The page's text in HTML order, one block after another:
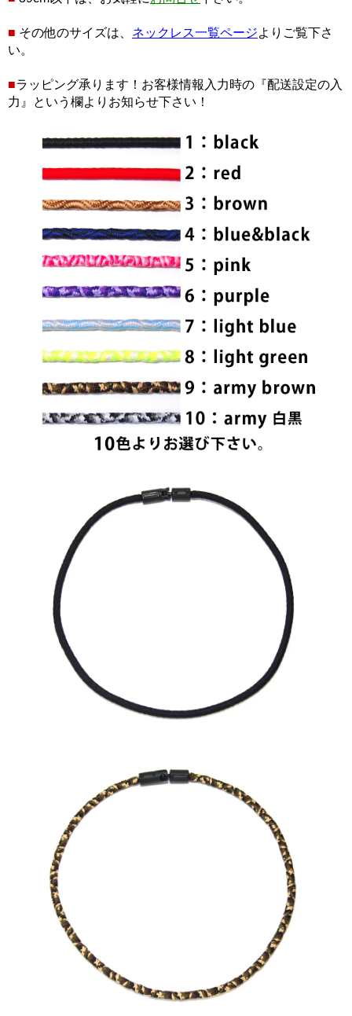
■ その他のサイズは、 ネックレス一覧ページよりご覧下さ
い。
■ラッピング承ります！お客様情報入力時の『配送設定の入
力』という欄よりお知らせ下さい！